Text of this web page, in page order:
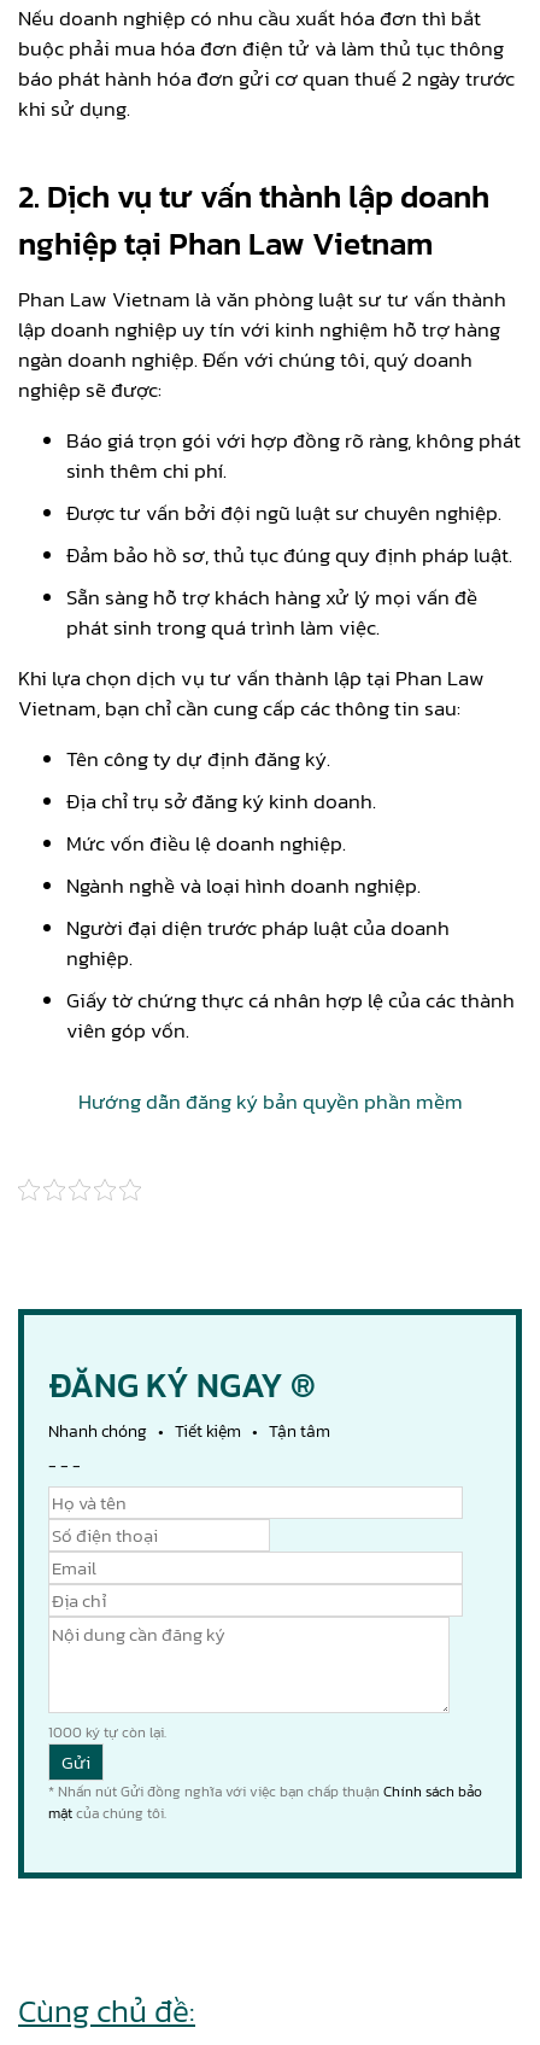
Nếu doanh nghiệp có nhu cầu xuất hóa đơn thì bắt
buộc phải mua hóa đơn điện tử và làm thủ tục thông
báo phát hành hóa đơn gửi cơ quan thuế 2 ngày trước
khi sử dụng.
2. Dịch vụ tư vấn thành lập doanh
nghiệp tại Phan Law Vietnam
Phan Law Vietnam là văn phòng luật sư tư vấn thành
lập doanh nghiệp uy tín với kinh nghiệm hỗ trợ hàng
ngàn doanh nghiệp. Đến với chúng tôi, quý doanh
nghiệp sẽ được:
Báo giá trọn gói với hợp đồng rõ ràng, không phát
sinh thêm chi phí.
Được tư vấn bởi đội ngũ luật sư chuyên nghiệp.
Đảm bảo hồ sơ, thủ tục đúng quy định pháp luật.
Sẵn sàng hỗ trợ khách hàng xử lý mọi vấn đề
phát sinh trong quá trình làm việc.
Khi lựa chọn dịch vụ tư vấn thành lập tại Phan Law
Vietnam, bạn chỉ cần cung cấp các thông tin sau:
Tên công ty dự định đăng ký.
Địa chỉ trụ sở đăng ký kinh doanh.
Mức vốn điều lệ doanh nghiệp.
Ngành nghề và loại hình doanh nghiệp.
Người đại diện trước pháp luật của doanh
nghiệp.
Giấy tờ chứng thực cá nhân hợp lệ của các thành
viên góp vốn.
Hướng dẫn đăng ký bản quyền phần mềm
ĐĂNG KÝ NGAY ®
Nhanh chóng • Tiết kiệm • Tận tâm
- - -
1000 ký tự còn lại.
* Nhấn nút Gửi đồng nghĩa với việc bạn chấp thuận Chính sách bảo
mậtcủa chúng tôi.
Cùng chủ đề: